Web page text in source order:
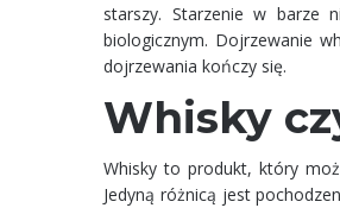
starszy. Starzenie w barze
biologicznym. Dojrzewanie
dojrzewania kończy się.
Whisky
Whisky to produkt, który
Jedyną różnicą jest